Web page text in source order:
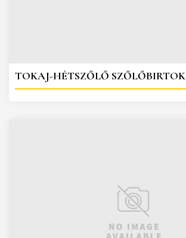
TOKAJ-HÉTSZŐLŐ SZŐLŐBIRTOK